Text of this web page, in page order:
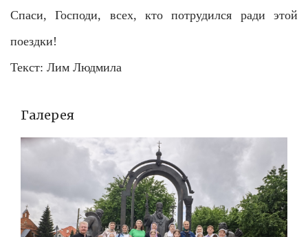
Спаси, Господи, всех, кто потрудился ради этой
поездки!
Текст: Лим Людмила
Галерея